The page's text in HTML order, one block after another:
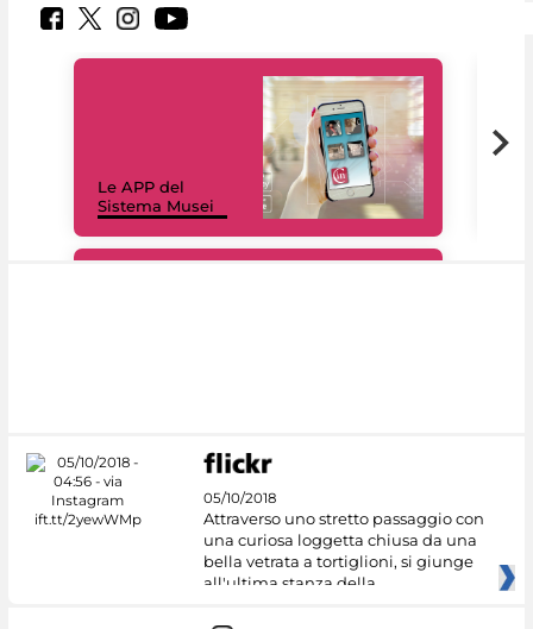
Le APP del
Sistema Musei
05/10/2018
Attraverso uno stretto passaggio con
una curiosa loggetta chiusa da una
bella vetrata a tortiglioni, si giunge
all'ultima stanza della